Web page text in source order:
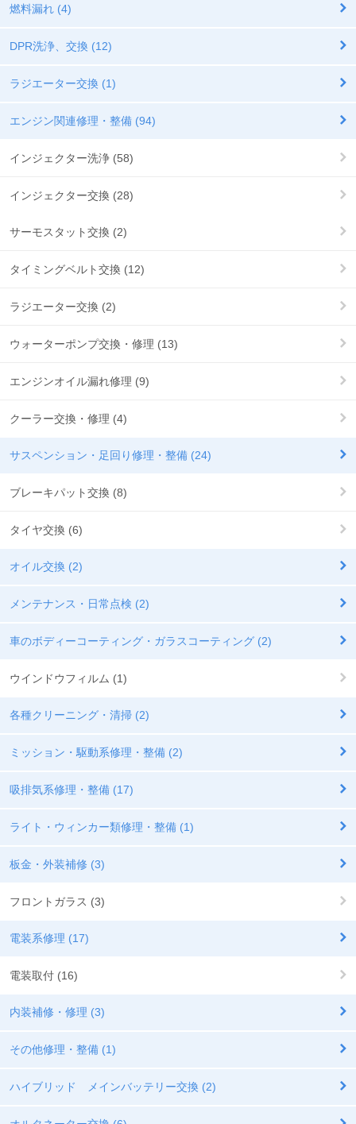
燃料漏れ (4)
DPR洗浄、交換 (12)
ラジエーター交換 (1)
エンジン関連修理・整備 (94)
インジェクター洗浄 (58)
インジェクター交換 (28)
サーモスタット交換 (2)
タイミングベルト交換 (12)
ラジエーター交換 (2)
ウォーターポンプ交換・修理 (13)
エンジンオイル漏れ修理 (9)
クーラー交換・修理 (4)
サスペンション・足回り修理・整備 (24)
ブレーキパット交換 (8)
タイヤ交換 (6)
オイル交換 (2)
メンテナンス・日常点検 (2)
車のボディーコーティング・ガラスコーティング (2)
ウインドウフィルム (1)
各種クリーニング・清掃 (2)
ミッション・駆動系修理・整備 (2)
吸排気系修理・整備 (17)
ライト・ウィンカー類修理・整備 (1)
板金・外装補修 (3)
フロントガラス (3)
電装系修理 (17)
電装取付 (16)
内装補修・修理 (3)
その他修理・整備 (1)
ハイブリッド メインバッテリー交換 (2)